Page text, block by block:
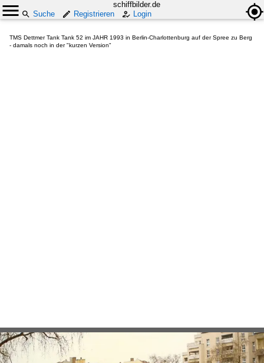
schiffbilder.de
Suche
Registrieren Login
TMS Dettmer Tank Tank 52 im JAHR 1993 in Berlin-Charlottenburg auf der Spree zu Berg
- damals noch in der "kurzen Version"